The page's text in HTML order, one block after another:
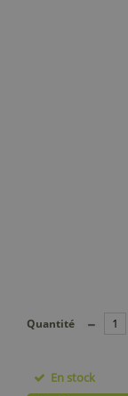
Quantité
En stock